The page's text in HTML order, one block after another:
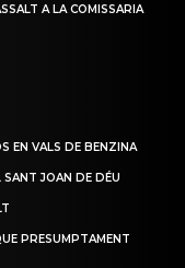
A LA COMISSARIA
EN VALS DE BENZINA
SANT JOAN DE DÉU
PRESUMPTAMENT